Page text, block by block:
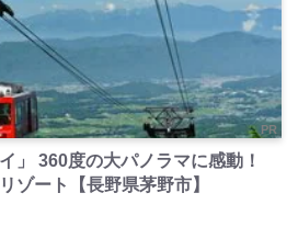
PR
」 360度の大パノラマに感動！
ゾート【長野県茅野市】